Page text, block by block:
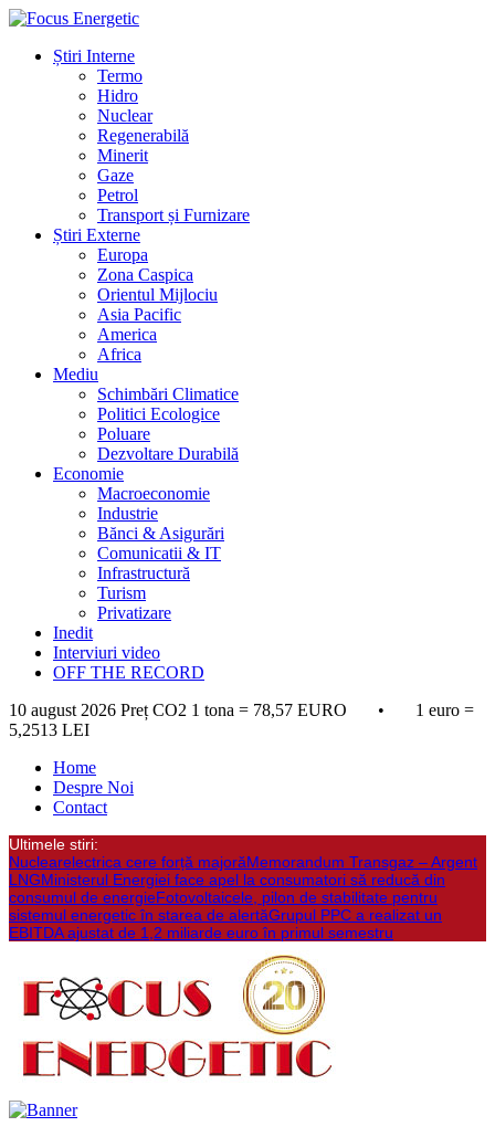
Știri Interne
Termo
Hidro
Nuclear
Regenerabilă
Minerit
Gaze
Petrol
Transport și Furnizare
Știri Externe
Europa
Zona Caspica
Orientul Mijlociu
Asia Pacific
America
Africa
Mediu
Schimbări Climatice
Politici Ecologice
Poluare
Dezvoltare Durabilă
Economie
Macroeconomie
Industrie
Bănci & Asigurări
Comunicatii & IT
Infrastructură
Turism
Privatizare
Inedit
Interviuri video
OFF THE RECORD
10 august 2026 Preț CO2 1 tona = 78,57 EURO • 1 euro =
5,2513 LEI
Home
Despre Noi
Contact
Ultimele stiri:
Nuclearelectrica cere forță majorăMemorandum Transgaz – Argent
LNGMinisterul Energiei face apel la consumatori să reducă din
consumul de energieFotovoltaicele, pilon de stabilitate pentru
sistemul energetic în starea de alertăGrupul PPC a realizat un
EBITDA ajustat de 1,2 miliarde euro în primul semestru